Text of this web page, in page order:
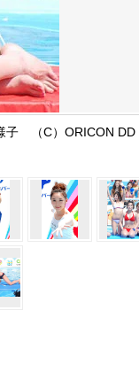
子 （C）ORICON DD